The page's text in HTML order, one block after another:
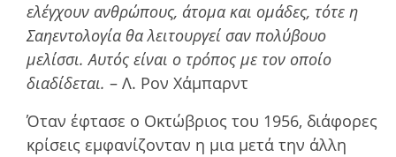
ελέγχουν ανθρώπους, άτοµα και οµάδες, τότε η
Σαηεντολογία θα λειτουργεί σαν πολύβουο
µελίσσι. Αυτός είναι ο τρόπος µε τον οποίο
διαδίδεται. – Λ. Ρον Χάμπαρντ
Όταν έφτασε ο Οκτώβριος του 1956, διάφορες
κρίσεις εµφανίζονταν η µια µετά την άλλη